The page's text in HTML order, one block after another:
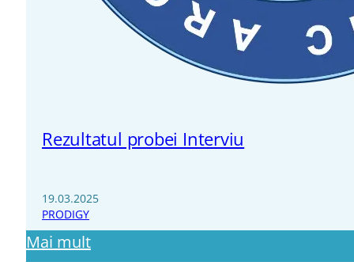
Rezultatul probei Interviu
19.03.2025
PRODIGY
Mai mult